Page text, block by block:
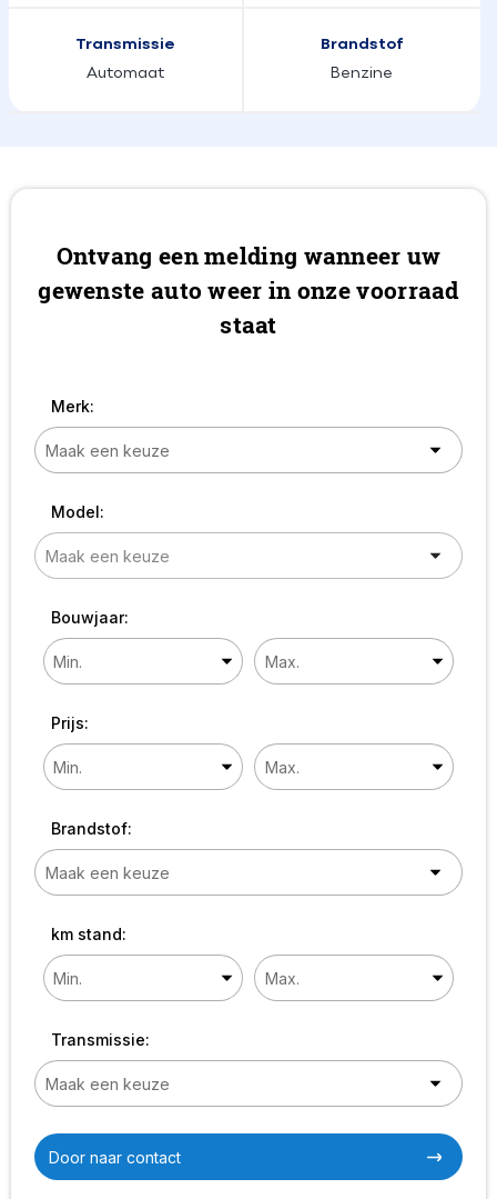
Transmissie
Automaat
Brandstof
Benzine
Ontvang een melding wanneer uw
gewenste auto weer in onze voorraad
staat
Merk:
Model:
Bouwjaar:
Prijs:
Brandstof:
km stand:
Transmissie:
Door naar contact